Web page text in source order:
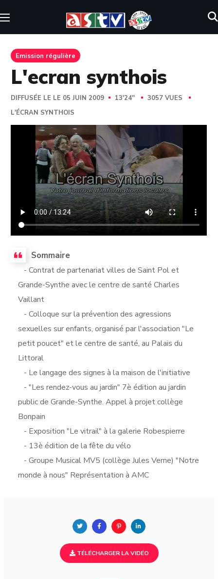
Emission régulière
L'ecran synthois
DIFFUSÉE LE LE 05 JUIN 2009 13'24''
3057 VUES
L'ÉCRAN SYNTHOIS
Sommaire
- Contrat de partenariat villes de Saint Pol et
Grande-Synthe avec le centre de santé Charles
Vaillant
- Colloque sur la prévention des agressions
sexuelles sur enfants, organisé par l'association "Le
petit poucet" et le centre de santé, au Palais du
Littoral
- Le langage des signes à la maison de l'initiative
- "Les rendez-vous au jardin" 7è édition au jardin
public de Grande-Synthe. Appel à projet collège
Bonpain
- Exposition "Le vitrail" à la galerie Robespierre
- 13è édition de la fête du vélo
- Groupe Musical MV5 (collège Jules Verne) "Notre
monde à nous" Représentation à AMC
TÉLÉCHARGER LA VIDÉO